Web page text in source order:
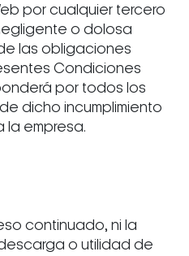
por cualquier tercero
o dolosa
las obligaciones
Condiciones
por todos los
dicho incumplimiento
la empresa.
continuado, ni la
o utilidad de